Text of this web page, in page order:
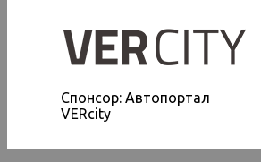
Спонсор: Автопортал
VERcity